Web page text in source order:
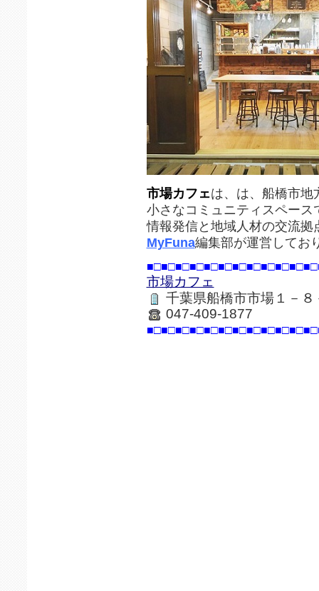
市場カフェは、は、船橋市地
小さなコミュニティスペース
情報発信と地域人材の交流拠
MyFuna編集部が運営してお
市場カフェ
千葉県船橋市市場１－８
047-409-1877